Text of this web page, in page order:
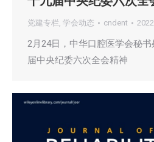
党建专栏, 学会动态 cndent
2月24日，中华口腔医学会秘
届中央纪委六次全会精神